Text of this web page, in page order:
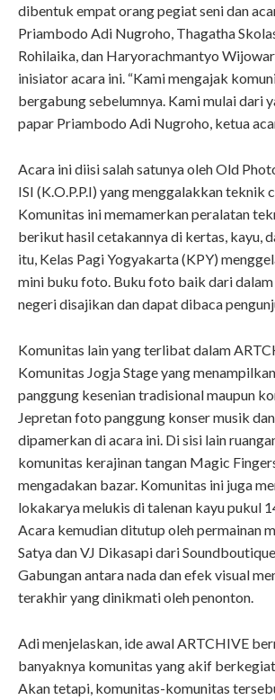
dibentuk empat orang pegiat seni dan
Priambodo Adi Nugroho, Thagatha
Rohilaika, dan Haryorachmantyo
inisiator acara ini. “Kami mengajak
bergabung sebelumnya. Kami mulai dari
papar Priambodo Adi Nugroho, ketua
Acara ini diisi salah satunya oleh Old
ISI (K.O.P.P.I) yang menggalakkan teknik
Komunitas ini memamerkan peralatan
berikut hasil cetakannya di kertas, kayu,
itu, Kelas Pagi Yogyakarta (KPY)
mini buku foto. Buku foto baik dari dalam
negeri disajikan dan dapat dibaca
Komunitas lain yang terlibat dalam
Komunitas Jogja Stage yang
panggung kesenian tradisional maupun
Jepretan foto panggung konser musik
dipamerkan di acara ini. Di sisi lain
komunitas kerajinan tangan Magic
mengadakan bazar. Komunitas ini juga
lokakarya melukis di talenan kayu pukul
Acara kemudian ditutup oleh permainan
Satya dan VJ Dikasapi dari
Gabungan antara nada dan efek visual
terakhir yang dinikmati oleh penonton.
Adi menjelaskan, ide awal ARTCHIVE
banyaknya komunitas yang akif
Akan tetapi, komunitas-komunitas